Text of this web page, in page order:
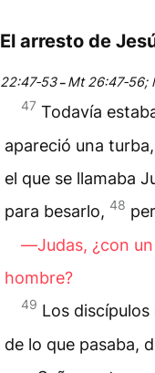
El arresto de
22:47‑53– Mt 26:47‑56;
47 Todavía
apareció una
el que se llamaba
para besarlo, 48
―Judas, ¿con
hombre?
49 Los
de lo que pasaba,